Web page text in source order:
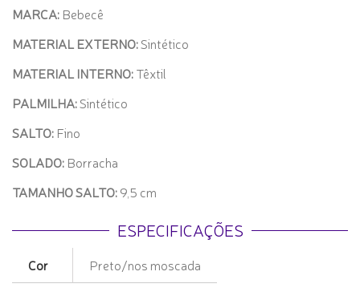
MARCA: Bebecê
MATERIAL EXTERNO:Sintético
MATERIAL INTERNO:Têxtil
PALMILHA:Sintético
SALTO: Fino
SOLADO: Borracha
TAMANHO SALTO:9,5 cm
ESPECIFICAÇÕES
Cor Preto/nos moscada